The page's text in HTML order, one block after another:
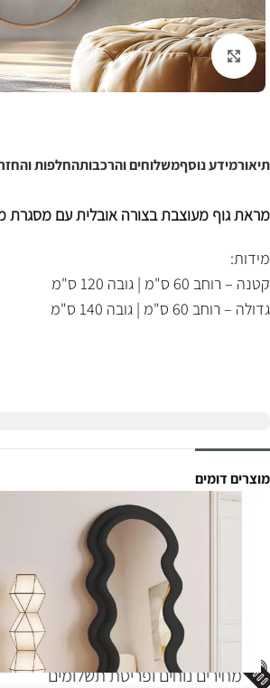
לחצו להגדלה
תיאורמידע נוסףמשלוחים והרכבותהחלפות
מראת גוף מעוצבת בצורה אובלית עם מסגרת
מידות:
קטנה – רוחב 60 ס"מ | גובה 120 ס"מ
גדולה – רוחב 60 ס"מ | גובה 140 ס"מ
מוצרים דומים
מחירים נוחים ופריסת תשלומים